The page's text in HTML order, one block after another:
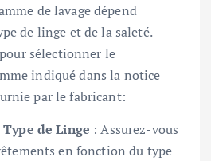
de lavage dépend
de linge et de la saleté.
sélectionner le
indiqué dans la notice
par le fabricant:
de Linge : Assurez-vous
en fonction du type